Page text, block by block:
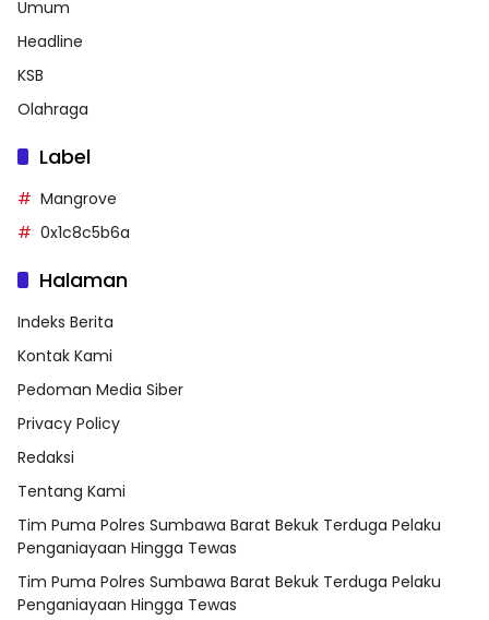
Umum
Headline
KSB
Olahraga
Label
Mangrove
0x1c8c5b6a
Halaman
Indeks Berita
Kontak Kami
Pedoman Media Siber
Privacy Policy
Redaksi
Tentang Kami
Tim Puma Polres Sumbawa Barat Bekuk Terduga Pelaku
Penganiayaan Hingga Tewas
Tim Puma Polres Sumbawa Barat Bekuk Terduga Pelaku
Penganiayaan Hingga Tewas